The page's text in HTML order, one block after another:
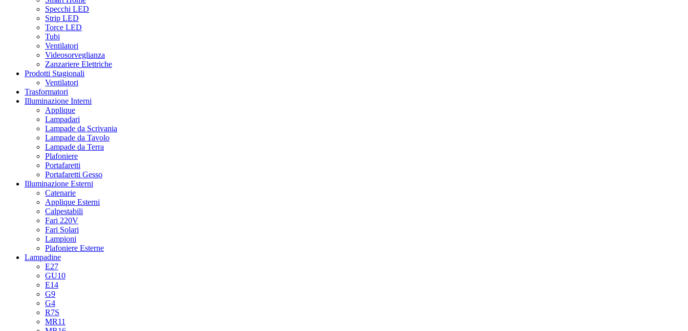
Specchi LED
Strip LED
Torce LED
Tubi
Ventilatori
Videosorveglianza
Zanzariere Elettriche
Prodotti Stagionali
Ventilatori
Trasformatori
Illuminazione Interni
Applique
Lampadari
Lampade da Scrivania
Lampade da Tavolo
Lampade da Terra
Plafoniere
Portafaretti
Portafaretti Gesso
Illuminazione Esterni
Catenarie
Applique Esterni
Calpestabili
Fari 220V
Fari Solari
Lampioni
Plafoniere Esterne
Lampadine
E27
GU10
E14
G9
G4
R7S
MR11